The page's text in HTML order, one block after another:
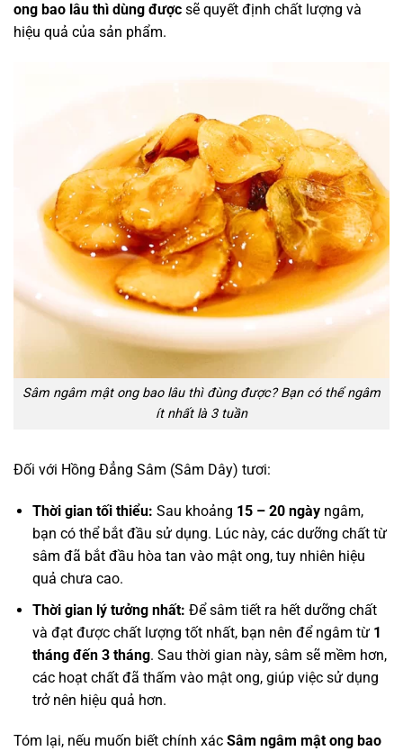
ong bao lâu thì dùng được sẽ quyết định chất lượng và
hiệu quả của sản phẩm.
Sâm ngâm mật ong bao lâu thì đùng được? Bạn có thể ngâm
ít nhất là 3 tuần
Đối với Hồng Đẳng Sâm (Sâm Dây) tươi:
Thời gian tối thiểu: Sau khoảng 15 – 20 ngàyngâm,
bạn có thể bắt đầu sử dụng. Lúc này, các dưỡng chất từ
sâm đã bắt đầu hòa tan vào mật ong, tuy nhiên hiệu
quả chưa cao.
Thời gian lý tưởng nhất: Để sâm tiết ra hết dưỡng chất
và đạt được chất lượng tốt nhất, bạn nên để ngâm từ 1
tháng đến 3 tháng. Sau thời gian này, sâm sẽ mềm hơn,
các hoạt chất đã thấm vào mật ong, giúp việc sử dụng
trở nên hiệu quả hơn.
Tóm lại, nếu muốn biết chính xác Sâm ngâm mật ong bao